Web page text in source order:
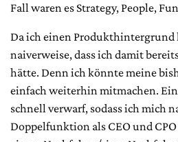
Fall waren es Strategy, People,
Da ich einen Produkthintergrund
naiverweise, dass ich damit
hätte. Denn ich könnte meine
einfach weiterhin mitmachen.
schnell verwarf, sodass ich mich
Doppelfunktion als CEO und